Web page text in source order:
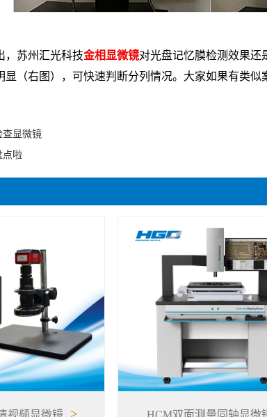
，苏州汇光科技金相显微镜对光盘记忆膜检测效果还
显（右图），可快速判断分列情况。大家如果有类似
查显微镜
点啦
>